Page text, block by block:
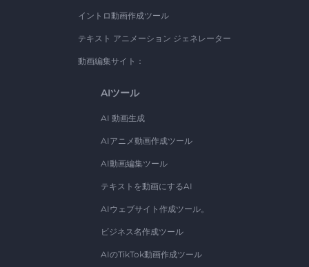
イントロ動画作成ツール
テキスト アニメーション ジェネレーター
動画編集サイト：
AIツール
AI 動画生成
AIアニメ動画作成ツール
AI動画編集ツール
テキストを動画にするAI
AIウェブサイト作成ツール。
ビジネス名作成ツール
AIのTikTok動画作成ツール